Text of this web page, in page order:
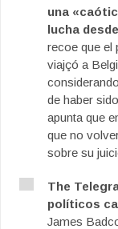
una
lucha
recoe que el
viajçó a
de haber
apunta que
que no
sobre su
The
políticos
James